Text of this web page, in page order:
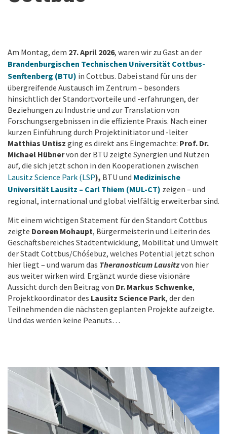
Am Montag, dem 27. April 2026, waren wir zu Gast an der
Brandenburgischen Technischen Universität Cottbus-
Senftenberg (BTU) in Cottbus. Dabei stand für uns der
übergreifende Austausch im Zentrum – besonders
hinsichtlich der Standortvorteile und -erfahrungen, der
Beziehungen zu Industrie und zur Translation von
Forschungsergebnissen in die effiziente Praxis. Nach einer
kurzen Einführung durch Projektinitiator und -leiter
Matthias Untisz ging es direkt ans Eingemachte: Prof. Dr.
Michael Hübnervon der BTU zeigte Synergien und Nutzen
auf, die sich jetzt schon in den Kooperationen zwischen
Lausitz Science Park (LSP), BTU und Medizinische
Universität Lausitz – Carl Thiem (MUL-CT) zeigen – und
regional, international und global vielfältig erweiterbar sind.
Mit einem wichtigen Statement für den Standort Cottbus
zeigte Doreen Mohaupt, Bürgermeisterin und Leiterin des
Geschäftsbereiches Stadtentwicklung, Mobilität und Umwelt
der Stadt Cottbus/Chóśebuz, welches Potential jetzt schon
hier liegt – und warum das Theranosticum Lausitzvon hier
aus weiter wirken wird. Ergänzt wurde diese visionäre
Aussicht durch den Beitrag von Dr. Markus Schwenke,
Projektkoordinator des Lausitz Science Park, der den
Teilnehmenden die nächsten geplanten Projekte aufzeigte.
Und das werden keine Peanuts…